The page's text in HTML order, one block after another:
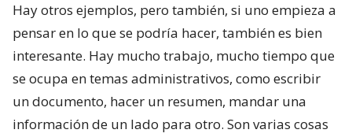
Hay otros ejemplos, pero también, si uno empieza a
pensar en lo que se podría hacer, también es bien
interesante. Hay mucho trabajo, mucho tiempo que
se ocupa en temas administrativos, como escribir
un documento, hacer un resumen, mandar una
información de un lado para otro. Son varias cosas